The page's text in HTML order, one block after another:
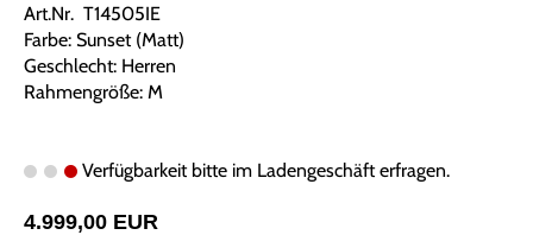
Art.Nr. T14505IE
Farbe: Sunset (Matt)
Geschlecht: Herren
Rahmengröße: M
Verfügbarkeit bitte im Ladengeschäft erfragen.
4.999,00 EUR